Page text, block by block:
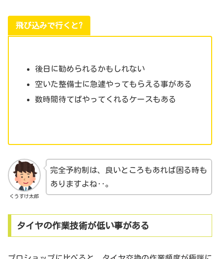
飛び込みで行くと?
後日に勧められるかもしれない
空いた整備士に急遽やってもらえる事がある
数時間待てばやってくれるケースもある
くうすけ太郎
完全予約制は、良いところもあれば困る時も
ありますよね‥。
タイヤの作業技術が低い事がある